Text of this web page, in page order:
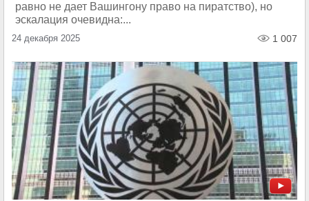
равно не дает Вашингону право на пиратство), но
эскалация очевидна:...
24 декабря 2025 1 007